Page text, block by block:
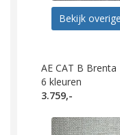
Bekijk
AE CAT B Brenta
6 kleuren
3.759,-